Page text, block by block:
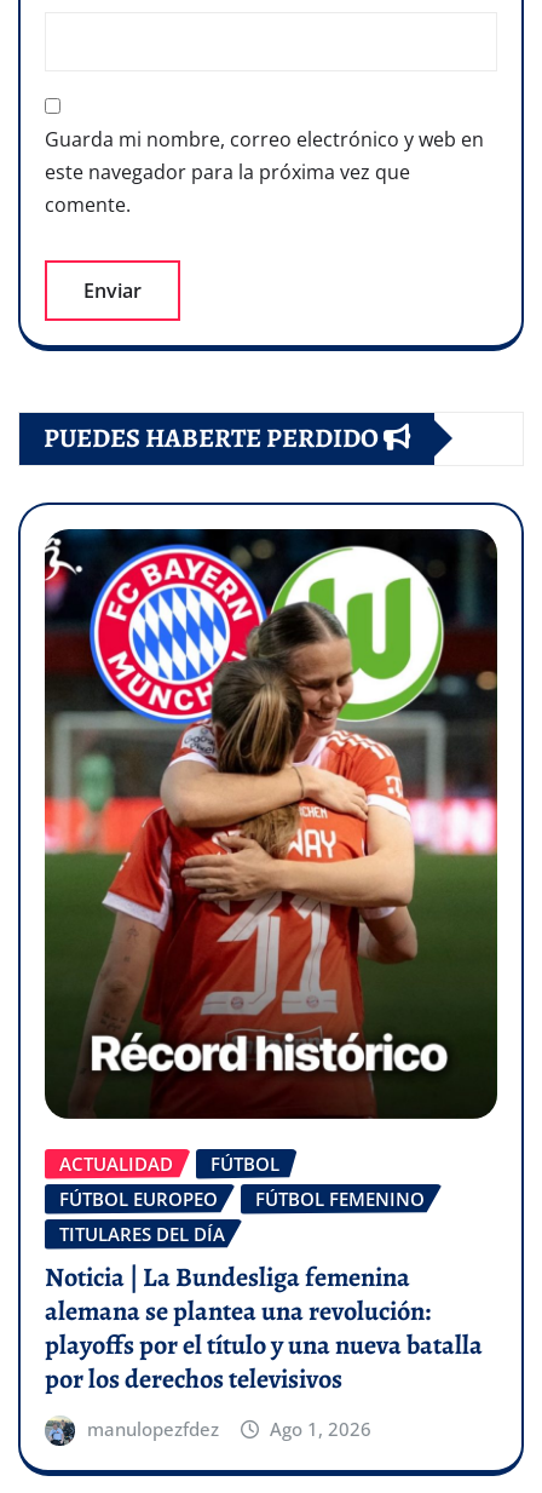
Guarda mi nombre, correo electrónico y web en
este navegador para la próxima vez que
comente.
PUEDES HABERTE PERDIDO
ACTUALIDAD
FÚTBOL
FÚTBOL EUROPEO
FÚTBOL FEMENINO
TITULARES DEL DÍA
Noticia | La Bundesliga femenina
alemana se plantea una revolución:
playoffs por el título y una nueva batalla
por los derechos televisivos
manulopezfdez Ago 1, 2026